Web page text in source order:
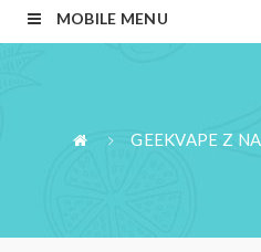
MOBILE MENU
GEEKVAPE Z